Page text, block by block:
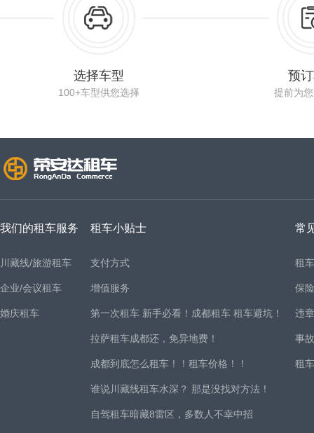
选择车型
100+车型供您选择
预
提前为
我们的租车服务
川藏线/旅游租车
企业/会议租车
婚庆租车
租车小贴士
支付方式
增值服务
第一次租车 新手必看！成都租车 租车避坑！
拉萨租车成都还，免异地费！
成都到底怎么租车！！租车价格！！
谁说川藏线租车水深？ 那是没找对方法！
自驾租车暗藏8雷区，多数人不幸中招
常
租
保
违
事
租